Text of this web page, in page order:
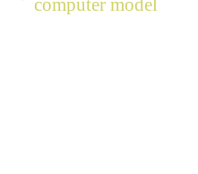
computer model